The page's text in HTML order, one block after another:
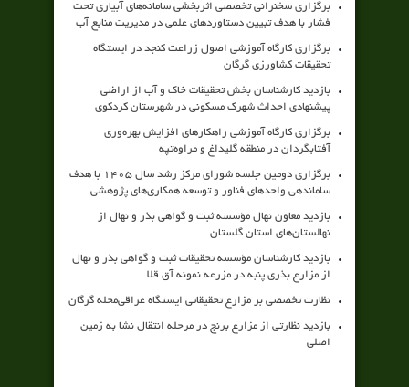
برگزاری سخنرانی تخصصی اثربخشی سامانه‌های آبیاری تحت
فشار با هدف تبیین دستاوردهای علمی در مدیریت منابع آب
برگزاری کارگاه آموزشی اصول زراعت کنجد در ایستگاه
تحقیقات کشاورزی گرگان
بازدید کارشناسان بخش تحقیقات خاک و آب از اراضی
پیشنهادی احداث شهرک مسکونی در شهرستان کردکوی
برگزاری کارگاه آموزشی راهکارهای افزایش بهره‌وری
آفتابگردان در منطقه گلیداغ و مراوه‌تپه
برگزاری دومین جلسه شورای مرکز رشد سال ۱۴۰۵ با هدف
ساماندهی واحدهای فناور و توسعه همکاری‌های پژوهشی
بازدید معاون نهال مؤسسه ثبت و گواهی بذر و نهال از
نهالستان‌های استان گلستان
بازدید کارشناسان مؤسسه تحقیقات ثبت و گواهی بذر و نهال
از مزارع بذری پنبه در مزرعه نمونه آق قلا
نظارت تخصصی بر مزارع تحقیقاتی ایستگاه عراقی‌محله گرگان
بازدید نظارتی از مزارع برنج در مرحله انتقال نشا به زمین
اصلی